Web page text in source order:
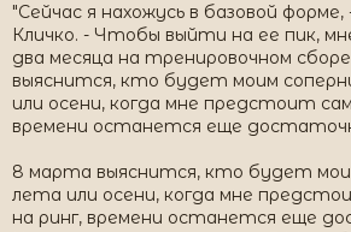
"Сейчас я нахожусь в базовой
Кличко. - Чтобы выйти на ее пик,
два месяца на тренировочном
выяснится, кто будет моим
или осени, когда мне предстоит
времени останется еще
8 марта выяснится, кто будет
лета или осени, когда мне
на ринг, времени останется еще